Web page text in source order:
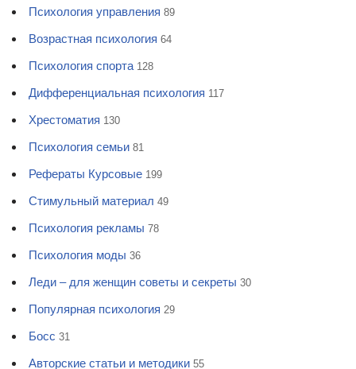
Психология управления 89
Возрастная психология 64
Психология спорта 128
Дифференциальная психология 117
Хрестоматия 130
Психология семьи 81
Рефераты Курсовые 199
Стимульный материал 49
Психология рекламы 78
Психология моды 36
Леди – для женщин советы и секреты 30
Популярная психология 29
Босс 31
Авторские статьи и методики 55